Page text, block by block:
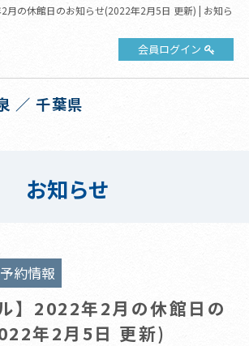
2月の休館日のお知らせ(2022年2月5日 更新) | お知ら
会員ログイン
／ 千葉県
お知らせ
約情報
】2022年2月の休館日の
年2月5日 更新)